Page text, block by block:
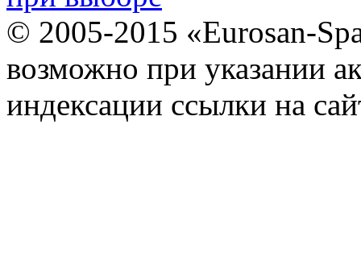
© 2005-2015 «Eurosan-
возможно при указании
индексации ссылки на